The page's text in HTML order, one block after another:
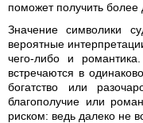
поможет получить более
Значение символики
вероятные
чего-либо и
встречаются в
богатство или
благополучие или
риском: ведь далеко не